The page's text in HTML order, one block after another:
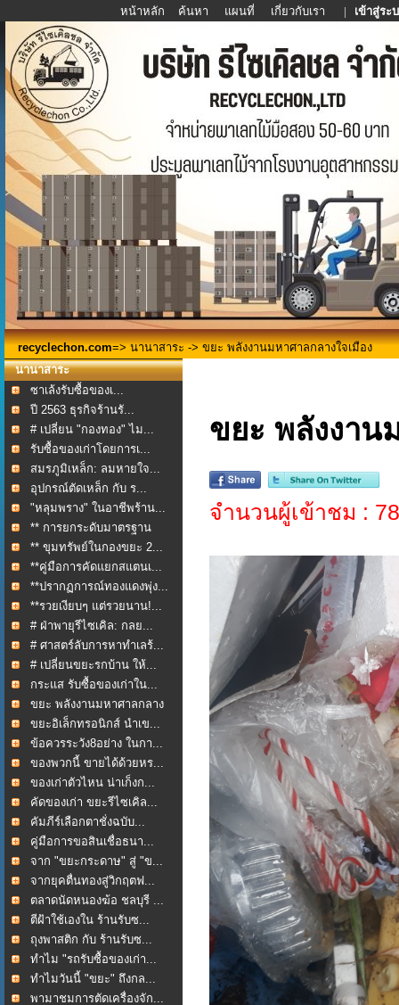
หน้าหลัก ค้นหา แผนที่ เกี่ยวกับเรา | เข้าสู่ระ
recyclechon.com=> นานาสาระ -> ขยะ พลังงานมหาศาลกลางใจเมือง
นานาสาระ
ซาเล้งรับซื้อของเ...
ปี 2563 ธุรกิจร้านรั...
# เปลี่ยน "กองทอง" ไม...
รับซื้อของเก่าโดยการเ...
สมรภูมิเหล็ก: ลมหายใจ...
อุปกรณ์ตัดเหล็ก กับ ร...
"หลุมพราง" ในอาชีพร้าน...
** การยกระดับมาตรฐาน
กา...
** ขุมทรัพย์ในกองขยะ 2...
**คู่มือการคัดแยกสแตนเ...
**ปรากฏการณ์ทองแดงพุ่ง...
**รวยเงียบๆ แต่รวยนาน!...
# ฝ่าพายุรีไซเคิล: กลย...
# ศาสตร์ลับการหาทำเลร้...
# เปลี่ยนขยะรกบ้าน ให้...
กระแส รับซื้อของเก่าใน...
ขยะ พลังงานมหาศาลกลาง
ใ...
ขยะอิเล็กทรอนิกส์ นำเข...
ข้อควรระวัง8อย่าง ในกา...
ของพวกนี้ ขายได้ด้วยหร...
ของเก่าตัวไหน น่าเก็งก...
คัดของเก่า ขยะรีไซเคิล...
คัมภีร์เลือกตาชั่งฉบับ...
คู่มือการขอสินเชื่อธนา...
จาก "ขยะกระดาษ" สู่ "ข...
จากยุคตื่นทองสู่วิกฤตฟ...
ตลาดนัดหนองฆ้อ ชลบุรี ...
ตีฝ้าใช้เองใน ร้านรับซ...
ถุงพาสติก กับ ร้านรับซ...
ทำไม "รถรับซื้อของเก่า...
ทำไมวันนี้ "ขยะ" ถึงกล...
พามาชมการตัดเครื่องจัก...
ขยะ พลังงาน
จำนวนผู้เข้าชม :